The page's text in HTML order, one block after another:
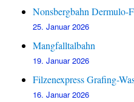
Nonsbergbahn Dermulo-
25. Januar 2026
Mangfalltalbahn
19. Januar 2026
Filzenexpress Grafing-
16. Januar 2026